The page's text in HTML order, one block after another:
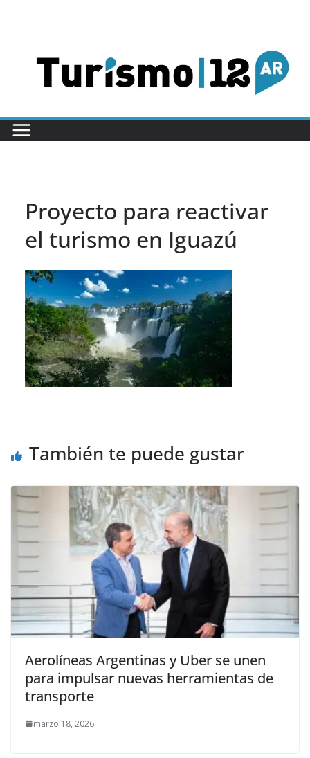
Proyecto para reactivar
el turismo en Iguazú
También te puede gustar
Aerolíneas Argentinas y Uber se unen
para impulsar nuevas herramientas de
transporte
marzo 18, 2026